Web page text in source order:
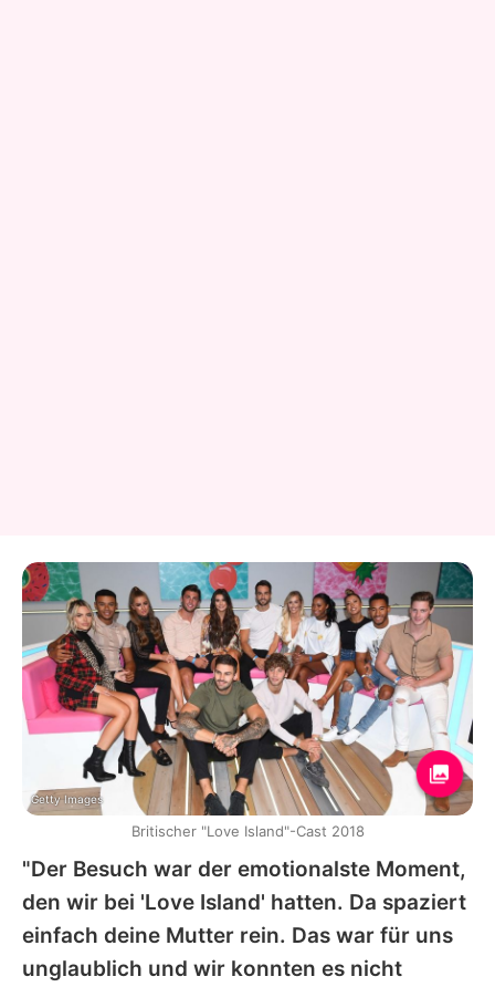
"Der Besuch war der emotionalste Moment,
den wir bei 'Love Island' hatten. Da spaziert
einfach deine Mutter rein. Das war für uns
unglaublich und wir konnten es nicht
Getty Images
Britischer "Love Island"-Cast 2018